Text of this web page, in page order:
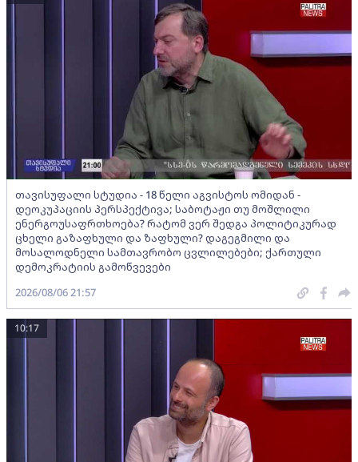
თავისუფალი სტუდია - 18 წელი აგვისტოს ომიდან -
დეოკუპაციის პერსპექტივა; საბოტაჟი თუ მოშლილი
ენერგოუსაფრთხოება? რატომ ვერ შედგა პოლიტიკურად
ცხელი გაზაფხული და ზაფხული? დაგეგმილი და
მოსალოდნელი სამთავრობო ცვლილებები; ქართული
დემოკრატიის გამოწვევები
2026/08/06 21:57
10:17